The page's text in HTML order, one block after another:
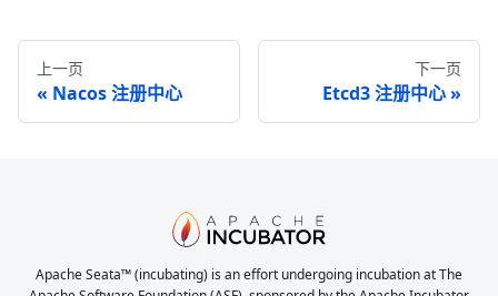
上一页
Nacos 注册中心
下一页
Etcd3 注册中心
Apache Seata™ (incubating) is an effort undergoing incubation at The